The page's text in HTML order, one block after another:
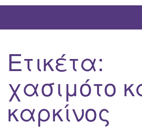
Ετικέτα:
χασιμότο
καρκίνος